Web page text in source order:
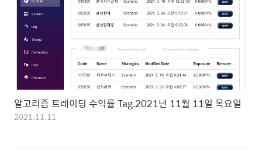
알고리즘 트레이딩 수익률 Tag.2021년 11월 11일 목요일
2021.11.11